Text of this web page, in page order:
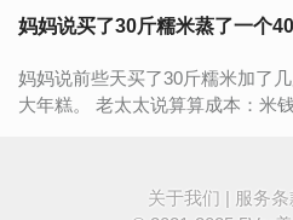
妈妈说买了30斤糯米蒸了一个
妈妈说前些天买了30斤糯米加了
大年糕。 老太太说算算成本：米钱、红枣、蜜枣、糖、加工费
关于我们 | 服务条